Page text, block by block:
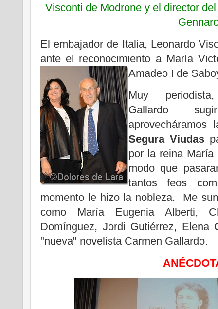
Visconti de Modrone y el director
El embajador de Italia, Leonardo
ante el reconocimiento a María
Amadeo I de
Muy
Gallardo
aprovecháramos
Segura Viudas
por la reina María
modo que
tantos feos
momento le hizo la nobleza. Me
como María Eugenia Alberti,
Domínguez, Jordi Gutiérrez,
"nueva" novelista Carmen Gallardo.